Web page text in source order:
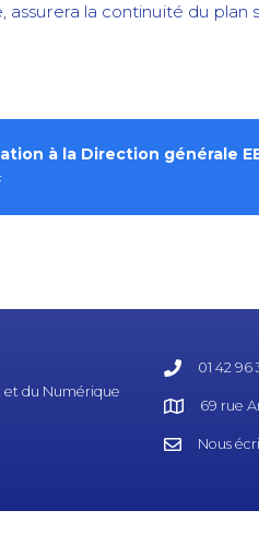
la continuité du
à la Direction générale
et du Numérique
01 42 96
69 rue
Nous